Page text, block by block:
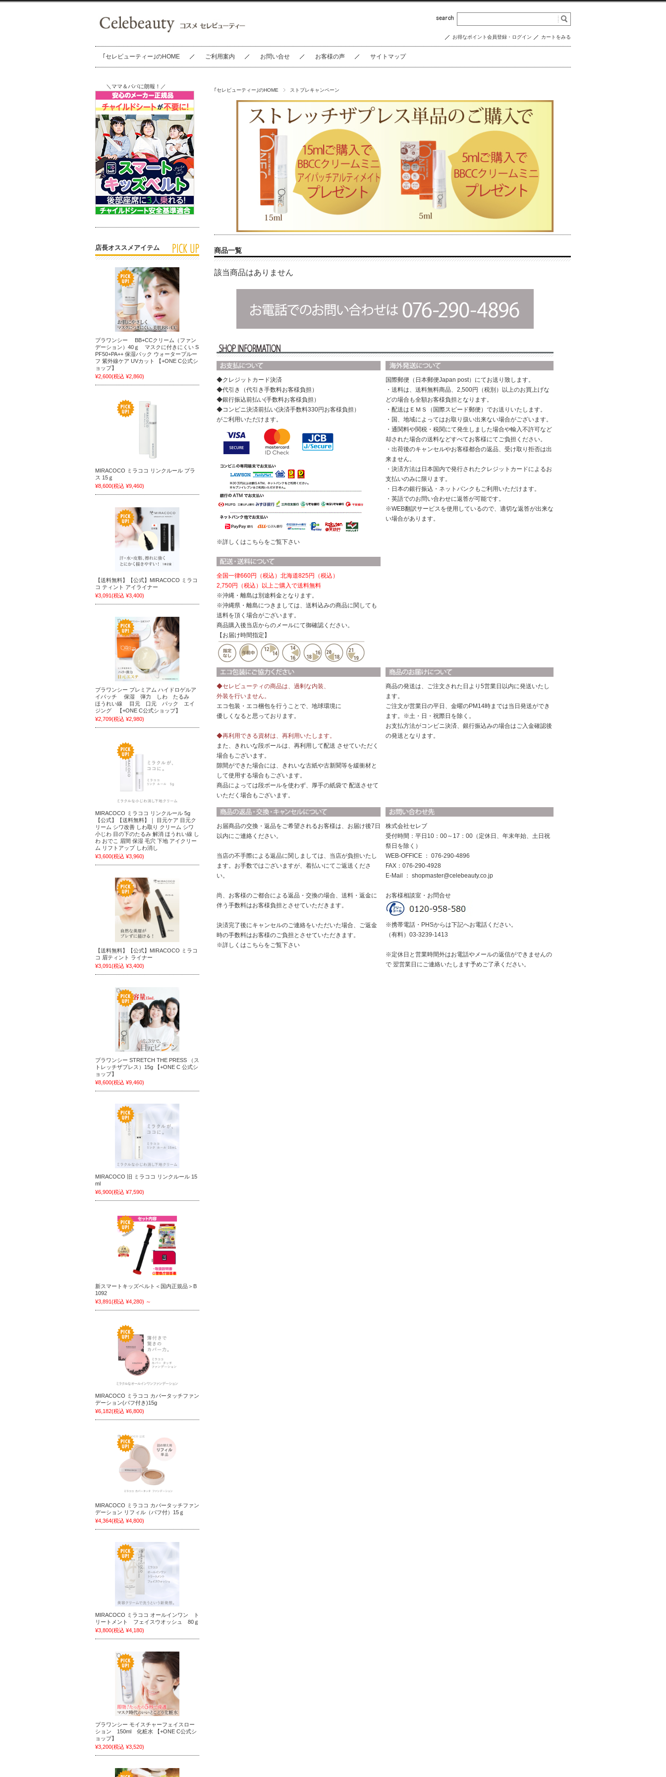
お得なポイント会員登録・ログイン カートをみる
｢セレビューティー｣のHOME ご利用案内 お問い合せ お客様の声 サイトマップ
｢セレビューティー｣のHOME ストプレキャンペーン
商品一覧
該当商品はありません
◆クレジットカード決済
◆代引き（代引き手数料お客様負担）
◆銀行振込前払い(手数料お客様負担）
◆コンビニ決済前払い(決済手数料330円お客様負担）
がご利用いただけます。
国際郵便（日本郵便Japan post）にてお送り致します。
・送料は、送料無料商品、2,500円（税別）以上のお買上げな
どの場合も全額お客様負担となります。
・配送はＥＭＳ（国際スピード郵便）でお送りいたします。
・国、地域によってはお取り扱い出来ない場合がございます。
・通関料や関税・税関にて発生しました場合や輸入不許可など
却された場合の送料などすべてお客様にてご負担ください。
・出荷後のキャンセルやお客様都合の返品、受け取り拒否は出
来ません。
・決済方法は日本国内で発行されたクレジットカードによるお
支払いのみに限ります。
・日本の銀行振込・ネットバンクもご利用いただけます。
・英語でのお問い合わせに返答が可能です。
※WEB翻訳サービスを使用しているので、適切な返答が出来な
い場合があります。
※詳しくはこちらをご覧下さい
全国一律660円（税込） 北海道825円（税込）
2,750円（税込）以上ご購入で送料無料
※沖縄・離島は別途料金となります。
※沖縄県・離島につきましては、送料込みの商品に関しても
送料を頂く場合がございます。
商品購入後当店からのメールにて御確認ください。
【お届け時間指定】
◆セレビューティの商品は、過剰な内装、
外装を行いません。
エコ包装・エコ梱包を行うことで、地球環境に
優しくなると思っております。
◆再利用できる資材は、再利用いたします。
また、きれいな段ボールは、再利用して配送 させていただく
場合もございます。
隙間ができた場合には、きれいな古紙や古新聞等を緩衝材と
して使用する場合もございます。
商品によっては段ボールを使わず、厚手の紙袋で 配送させて
いただく場合もございます。
商品の発送は、ご注文された日より5営業日以内に発送いたし
ます。
ご注文が営業日の平日、金曜のPM14時までは当日発送ができ
ます。※土・日・祝際日を除く。
お支払方法がコンビニ決済、銀行振込みの場合はご入金確認後
の発送となります。
お届商品の交換・返品をご希望されるお客様は、お届け後7日
以内にご連絡ください。
当店の不手際による返品に関しましては、当店が負担いたし
ます。お手数ではございますが、着払いにてご返送くださ
い。
尚、お客様のご都合による返品・交換の場合、送料・返金に
伴う手数料はお客様負担とさせていただきます。
決済完了後にキャンセルのご連絡をいただいた場合、ご返金
時の手数料はお客様のご負担とさせていただきます。
※詳しくはこちらをご覧下さい
株式会社セレブ
受付時間：平日10：00～17：00（定休日、年末年始、土日祝
祭日を除く）
WEB-OFFICE ： 076-290-4896
FAX：076-290-4928
E-Mail ： shopmaster@celebeauty.co.jp
お客様相談室・お問合せ
※携帯電話・PHSからは下記へお電話ください。
（有料）03-3239-1413
※定休日と営業時間外はお電話やメールの返信ができませんの
で 翌営業日にご連絡いたします予めご了承ください。
＼ママ＆パパに朗報！／
店長オススメアイテム
プラワンシー BB+CCクリーム（ファン
デーション）40ｇ マスクに付きにくい S
PF50+PA++ 保湿パック ウォータープルー
フ 紫外線ケア UVカット 【+ONE C公式シ
ョップ】
¥2,600(税込 ¥2,860)
MIRACOCO ミラココ リンクルール プラ
ス 15ｇ
¥8,600(税込 ¥9,460)
【送料無料】【公式】MIRACOCO ミラコ
コ ティント アイライナー
¥3,091(税込 ¥3,400)
プラワンシー プレミアム ハイドロゲルア
イパッチ 保湿 弾力 しわ たるみ
ほうれい線 目元 口元 パック エイ
ジング 【+ONE C公式ショップ】
¥2,709(税込 ¥2,980)
MIRACOCO ミラココ リンクルール 5g
【公式】【送料無料】｜ 目元ケア 目元ク
リーム シワ改善 しわ取り クリーム シワ
小じわ 目の下のたるみ 解消 ほうれい線 し
わ おでこ 眉間 保湿 毛穴 下地 アイクリー
ム リフトアップ しわ消し
¥3,600(税込 ¥3,960)
【送料無料】【公式】MIRACOCO ミラコ
コ 眉ティント ライナー
¥3,091(税込 ¥3,400)
プラワンシー STRETCH THE PRESS （ス
トレッチザプレス）15g 【+ONE C 公式シ
ョップ】
¥8,600(税込 ¥9,460)
MIRACOCO 旧 ミラココ リンクルール 15
ml
¥6,900(税込 ¥7,590)
新スマートキッズベルト＜国内正規品＞B
1092
¥3,891(税込 ¥4,280) ～
MIRACOCO ミラココ カバータッチファン
デーション(パフ付き)15g
¥6,182(税込 ¥6,800)
MIRACOCO ミラココ カバータッチファン
デーション リフィル（パフ付）15ｇ
¥4,364(税込 ¥4,800)
MIRACOCO ミラココ オールインワン ト
リートメント フェイスウオッシュ 80ｇ
¥3,800(税込 ¥4,180)
プラワンシー モイスチャーフェイスロー
ション 150ml 化粧水 【+ONE C公式シ
ョップ】
¥3,200(税込 ¥3,520)